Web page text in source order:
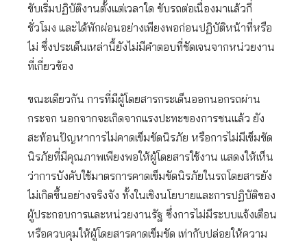
ขับเริ่มปฏิบัติงานตั้งแต่เวลาใด ขับรถต่อเนื่องมาแล้วกี่
ชั่วโมง และได้พักผ่อนอย่างเพียงพอก่อนปฏิบัติหน้าที่หรือ
ไม่ ซึ่งประเด็นเหล่านี้ยังไม่มีคำตอบที่ชัดเจนจากหน่วยงาน
ที่เกี่ยวข้อง
ขณะเดียวกัน การที่มีผู้โดยสารกระเด็นออกนอกรถผ่าน
กระจก นอกจากจะเกิดจากแรงปะทะของการชนแล้ว ยัง
สะท้อนปัญหาการไม่คาดเข็มขัดนิรภัย หรือการไม่มีเข็มขัด
นิรภัยที่มีคุณภาพเพียงพอให้ผู้โดยสารใช้งาน แสดงให้เห็น
ว่าการบังคับใช้มาตรการคาดเข็มขัดนิรภัยในรถโดยสารยัง
ไม่เกิดขึ้นอย่างจริงจัง ทั้งในเชิงนโยบายและการปฏิบัติของ
ผู้ประกอบการและหน่วยงานรัฐ ซึ่งการไม่มีระบบแจ้งเตือน
หรือควบคุมให้ผู้โดยสารคาดเข็มขัด เท่ากับปล่อยให้ความ